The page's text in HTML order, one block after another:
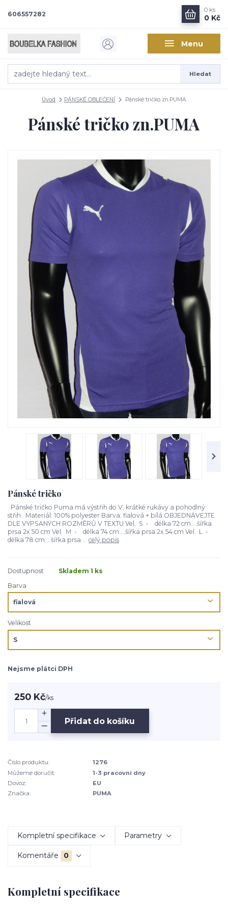
Menu
Hledat
606557282
0 ks
0 Kč
Úvod PÁNSKÉ OBLEČENÍ Pánské tričko zn.PUMA
Pánské tričko zn.PUMA
Pánské tričko
Pánské tričko Puma má výstřih do V, krátké rukávy a pohodlný
střih. Materiál: 100% polyester Barva: fialová + bílá OBJEDNÁVEJTE
DLE VYPSANÝCH ROZMĚRŮ V TEXTU Vel. S - délka 72 cm....šířka
prsa 2x 50 cm Vel. M - délka 74 cm....šířka prsa 2x 54 cm Vel. L -
délka 78 cm....šířka prsa ... celý popis
Dostupnost
Skladem 1 ks
Barva
Velikost
Nejsme plátci DPH
250 Kč/ks
Přidat do košíku
Číslo produktu:
1276
Můžeme doručit:
1-3 pracovní dny
Dovoz:
EU
Značka:
PUMA
Kompletní specifikace Parametry
Komentáře 0
Kompletní specifikace